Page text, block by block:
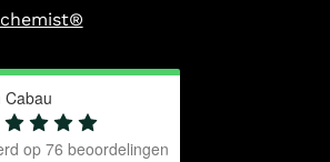
Cabau
op76 beoordelingen